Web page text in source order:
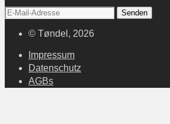
© Tøndel, 2026
Impressum
Datenschutz
AGBs